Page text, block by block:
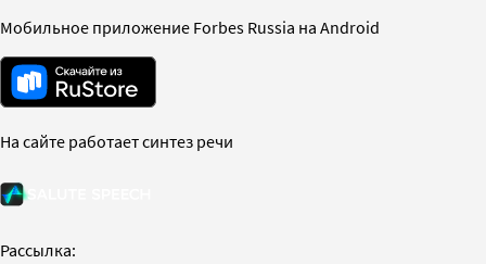
Мобильное приложение Forbes Russia на Android
На сайте работает синтез речи
Рассылка: